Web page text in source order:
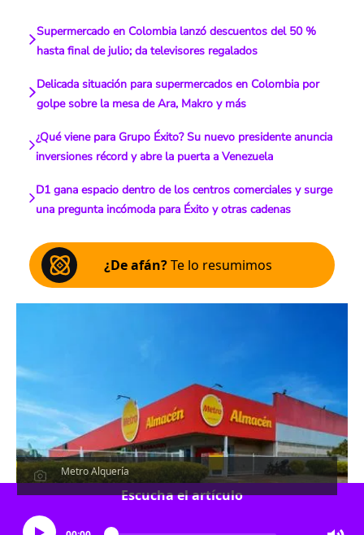
Supermercado en Colombia lanzó descuentos del 50 %
hasta final de julio; da televisores regalados
Delicada situación para supermercados en Colombia por
golpe sobre la mesa de Ara, Makro y más
¿Qué viene para Grupo Éxito? Su nuevo presidente anuncia
inversiones récord y abre la puerta a Venezuela
D1 gana espacio dentro de los centros comerciales y surge
una pregunta incómoda para Éxito y otras cadenas
¿De afán?Te lo resumimos
Metro Alquería
Escucha el artículo